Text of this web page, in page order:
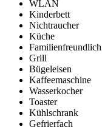
WLAN
Kinderbett
Nichtraucher
Küche
Familienfreundlich
Grill
Bügeleisen
Kaffeemaschine
Wasserkocher
Toaster
Kühlschrank
Gefrierfach